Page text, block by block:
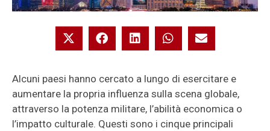
Alcuni paesi hanno cercato a lungo di esercitare e
aumentare la propria influenza sulla scena globale,
attraverso la potenza militare, l’abilità economica o
l’impatto culturale. Questi sono i cinque principali